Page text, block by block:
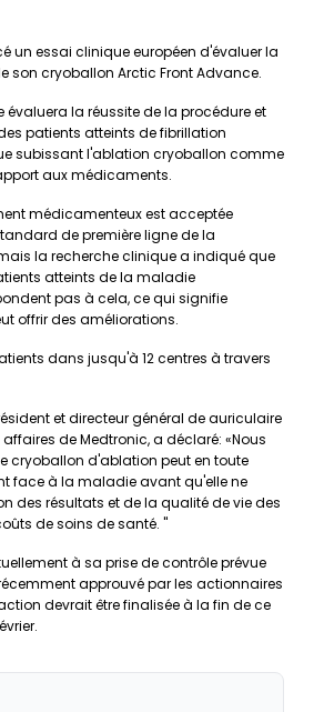
un essai clinique européen d'évaluer la
son cryoballon Arctic Front Advance.
évaluera la réussite de la procédure et
patients atteints de fibrillation
subissant l'ablation cryoballon comme
aux médicaments.
médicamenteux est acceptée
de première ligne de la
la recherche clinique a indiqué que
atteints de la maladie
pas à cela, ce qui signifie
offrir des améliorations.
dans jusqu'à 12 centres à travers
et directeur général de auriculaire
de Medtronic, a déclaré: «Nous
cryoballon d'ablation peut en toute
face à la maladie avant qu'elle ne
des résultats et de la qualité de vie des
de soins de santé. "
à sa prise de contrôle prévue
approuvé par les actionnaires
devrait être finalisée à la fin de ce